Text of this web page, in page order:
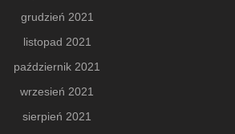
grudzień 2021
listopad 2021
październik 2021
wrzesień 2021
sierpień 2021